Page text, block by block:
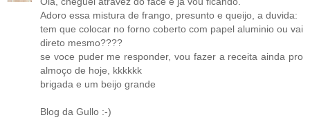
Adoro essa mistura de frango, presunto e queijo, a duvida:
tem que colocar no forno coberto com papel aluminio ou vai
direto mesmo????
se voce puder me responder, vou fazer a receita ainda pro
almoço de hoje, kkkkkk
brigada e um beijo grande
Blog da Gullo :-)